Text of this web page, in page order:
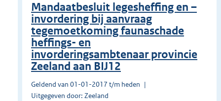
Mandaatbesluit legesheffing en –
invordering bij aanvraag
tegemoetkoming faunaschade
heffings- en
invorderingsambtenaar provincie
Zeeland aan BIJ12
Geldend van 01-01-2017 t/m heden
Uitgegeven door: Zeeland